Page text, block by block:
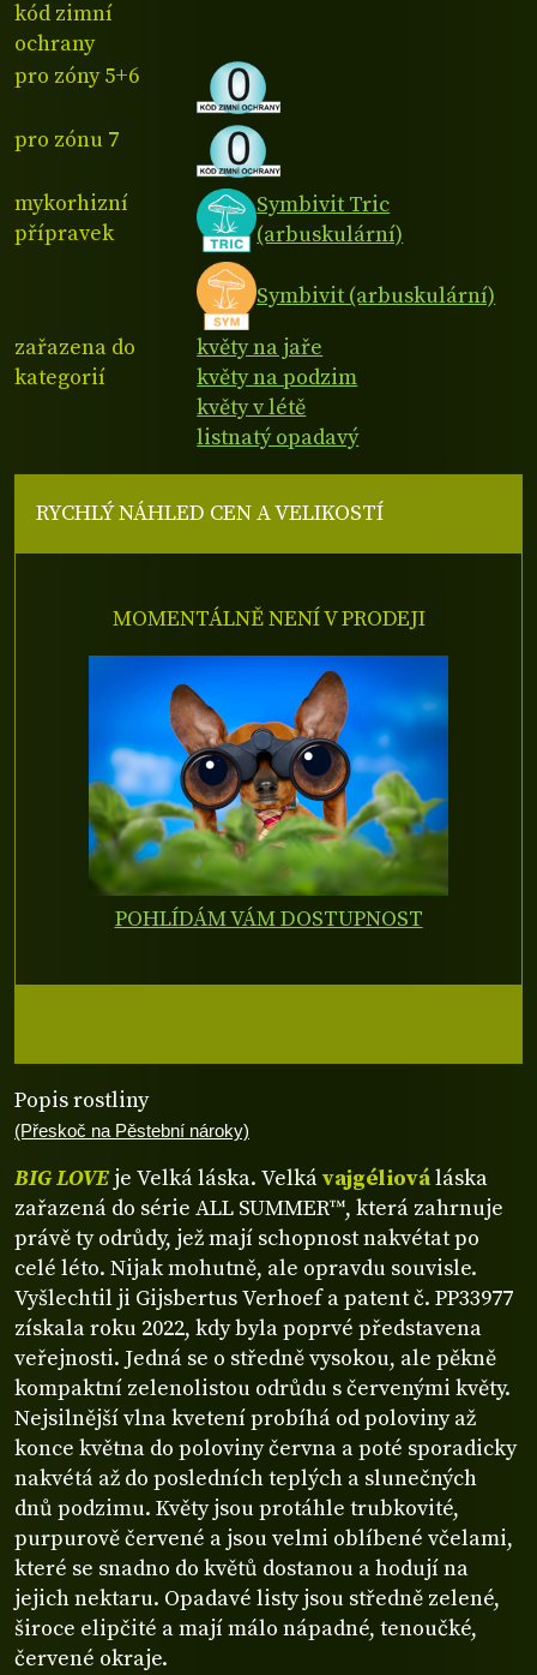
kód zimní
ochrany
pro zóny 5+6
pro zónu 7
mykorhizní
přípravek
Symbivit Tric
(arbuskulární)
Symbivit (arbuskulární)
zařazena do
kategorií
květy na jaře
květy na podzim
květy v létě
listnatý opadavý
Popis rostliny
(Přeskoč na Pěstební nároky)
BIG LOVE je Velká láska. Velkávajgéliováláska
zařazená do série ALL SUMMER™, která zahrnuje
právě ty odrůdy, jež mají schopnost nakvétat po
celé léto. Nijak mohutně, ale opravdu souvisle.
Vyšlechtil ji Gijsbertus Verhoef a patent č. PP33977
získala roku 2022, kdy byla poprvé představena
veřejnosti. Jedná se o středně vysokou, ale pěkně
kompaktní zelenolistou odrůdu s červenými květy.
Nejsilnější vlna kvetení probíhá od poloviny až
konce května do poloviny června a poté sporadicky
nakvétá až do posledních teplých a slunečných
dnů podzimu. Květy jsou protáhle trubkovité,
purpurově červené a jsou velmi oblíbené včelami,
které se snadno do květů dostanou a hodují na
jejich nektaru. Opadavé listy jsou středně zelené,
široce elipčité a mají málo nápadné, tenoučké,
červené okraje.
RYCHLÝ NÁHLED CEN A VELIKOSTÍ
MOMENTÁLNĚ NENÍ V PRODEJI
POHLÍDÁM VÁM DOSTUPNOST